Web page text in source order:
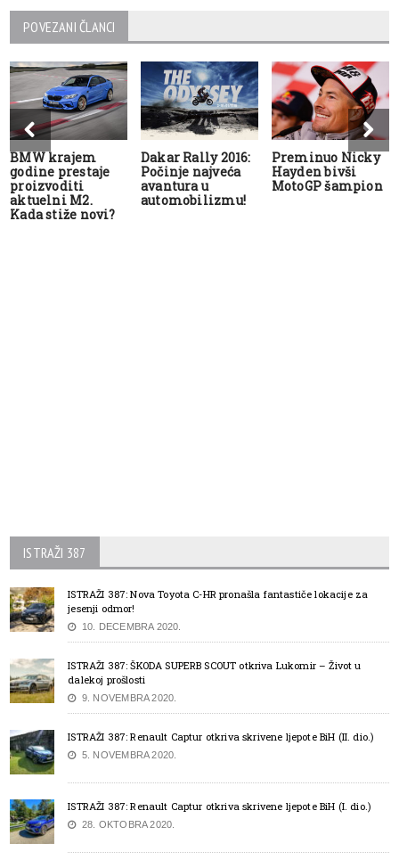
POVEZANI ČLANCI
BMW krajem
godine prestaje
proizvoditi
aktuelni M2.
Kada stiže novi?
Dakar Rally 2016:
Počinje najveća
avantura u
automobilizmu!
Preminuo Nicky
Hayden bivši
MotoGP šampion
ISTRAŽI 387
ISTRAŽI 387: Nova Toyota C-HR pronašla fantastiče lokacije za
jesenji odmor!
10. DECEMBRA 2020.
ISTRAŽI 387: ŠKODA SUPERB SCOUT otkriva Lukomir – Život u
dalekoj prošlosti
9. NOVEMBRA 2020.
ISTRAŽI 387: Renault Captur otkriva skrivene ljepote BiH (II. dio.)
5. NOVEMBRA 2020.
ISTRAŽI 387: Renault Captur otkriva skrivene ljepote BiH (I. dio.)
28. OKTOBRA 2020.